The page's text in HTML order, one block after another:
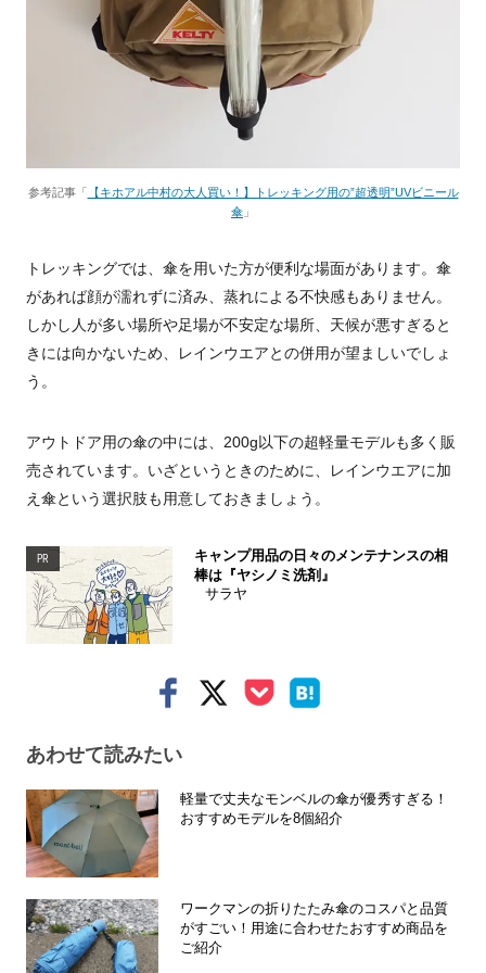
参考記事「 【キホアル中村の大人買い！】トレッキング用の”超透明”UVビニール
傘 」
トレッキングでは、傘を用いた方が便利な場面があります。傘
があれば顔が濡れずに済み、蒸れによる不快感もありません。
しかし人が多い場所や足場が不安定な場所、天候が悪すぎると
きには向かないため、レインウエアとの併用が望ましいでしょ
う。
アウトドア用の傘の中には、200g以下の超軽量モデルも多く販
売されています。いざというときのために、レインウエアに加
え傘という選択肢も用意しておきましょう。
PR
キャンプ用品の日々のメンテナンスの相
棒は『ヤシノミ洗剤』
サラヤ
あわせて読みたい
軽量で丈夫なモンベルの傘が優秀すぎる！
おすすめモデルを8個紹介
ワークマンの折りたたみ傘のコスパと品質
がすごい！用途に合わせたおすすめ商品を
ご紹介